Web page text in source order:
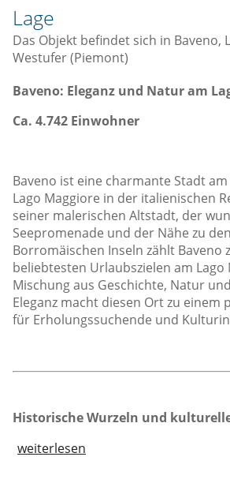
Lage
Das Objekt befindet sich in Baveno,
Westufer (Piemont)
Baveno: Eleganz und Natur am
Ca. 4.742 Einwohner
Baveno ist eine charmante Stadt
Lago Maggiore in der italienischen
seiner malerischen Altstadt, der
Seepromenade und der Nähe zu
Borromäischen Inseln zählt Baveno
beliebtesten Urlaubszielen am Lago
Mischung aus Geschichte, Natur
Eleganz macht diesen Ort zu einem
für Erholungssuchende und
Historische Wurzeln und
weiterlesen